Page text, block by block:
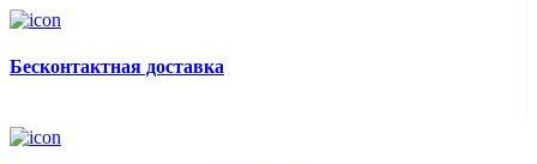
Бесконтактная доставка